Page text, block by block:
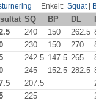
Enkelt: Squat|
SQ BP DL
240 150 262.5
230 150 270
242.5 147.5 265
245 152.5 282.5
207.5
225